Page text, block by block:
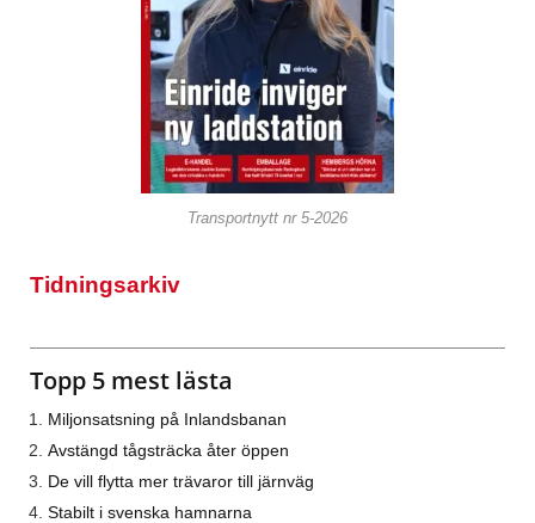
Transportnytt nr 5-2026
Tidningsarkiv
Topp 5 mest lästa
Miljonsatsning på Inlandsbanan
Avstängd tågsträcka åter öppen
De vill flytta mer trävaror till järnväg
Stabilt i svenska hamnarna